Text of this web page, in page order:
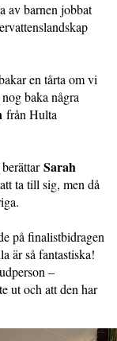
av barnen jobbat
en tårta om vi
baka några
från Hulta
Sarah
ta till sig, men då
på finalistbidragen
är så fantastiska!
–
ut och att den har